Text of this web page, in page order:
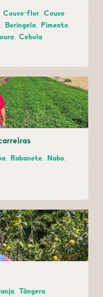
Couve-flor, Couve
Pimento,
Cebola
Rabanete, Nabo,
Tângera,